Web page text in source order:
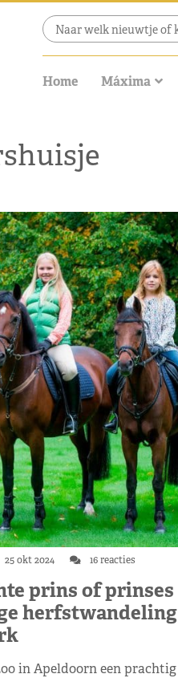
Home Máxima
25 okt 2024 16 reacties
prins of prinses
herfstwandeling
in Apeldoorn een prachtig